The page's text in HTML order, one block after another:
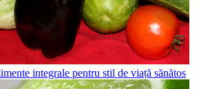
integrale pentru stil de viață sănătos